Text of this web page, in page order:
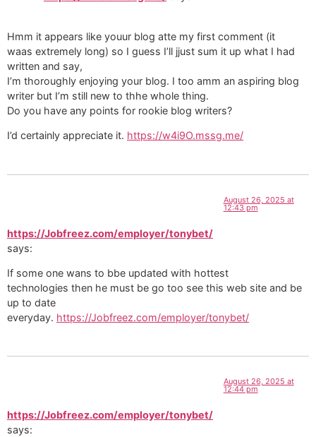
Hmm it appears like youur blog atte my first comment (it
waas extremely long) so I guess I’ll jjust sum it up what I had
written and say,
I’m thoroughly enjoying your blog. I too amm an aspiring blog
writer but I’m still new to thhe whole thing.
Do you have any points for rookie blog writers?
I’d certainly appreciate it. https://w4i9O.mssg.me/
https://Jobfreez.com/employer/tonybet/
says:
August 26, 2025 at
12:43 pm
If some one wans to bbe updated with hottest
technologies then he must be go too see this web site and be
up to date
everyday. https://Jobfreez.com/employer/tonybet/
https://Jobfreez.com/employer/tonybet/
says:
August 26, 2025 at
12:44 pm